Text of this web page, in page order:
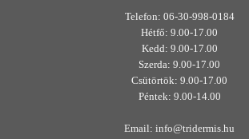
Telefon: 06-30-998-0184
Hétfő: 9.00-17.00
Kedd: 9.00-17.00
Szerda: 9.00-17.00
Csütörtök: 9.00-17.00
Péntek: 9.00-14.00
Email: info@tridermis.hu